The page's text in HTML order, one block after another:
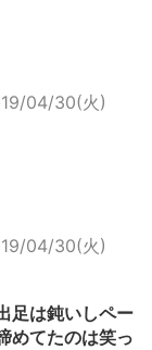
04/30(火)
04/30(火)
足は鈍いしペー
めてたのは笑っ